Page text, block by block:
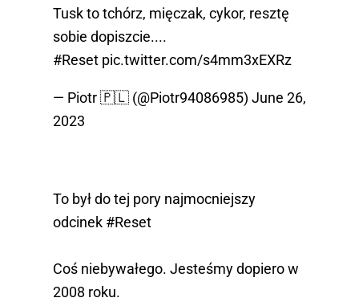
Tusk to tchórz, mięczak, cykor, resztę
sobie dopiszcie....
#Reset pic.twitter.com/s4mm3xEXRz
— Piotr 🇵🇱 (@Piotr94086985) June 26,
2023
To był do tej pory najmocniejszy
odcinek #Reset
Coś niebywałego. Jesteśmy dopiero w
2008 roku.